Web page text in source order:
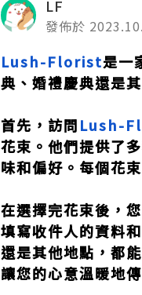
LF
發佈於
Lush-Florist是一
典、婚禮慶典還是
首先，訪問Lush-
花束。他們提供了
味和偏好。每個花
在選擇完花束後，
填寫收件人的資料
還是其他地點，都
讓您的心意溫暖地